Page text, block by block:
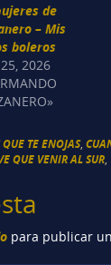
de
– Mis
boleros
2026
TE ENOJAS,
QUE VENIR AL SUR
para publicar